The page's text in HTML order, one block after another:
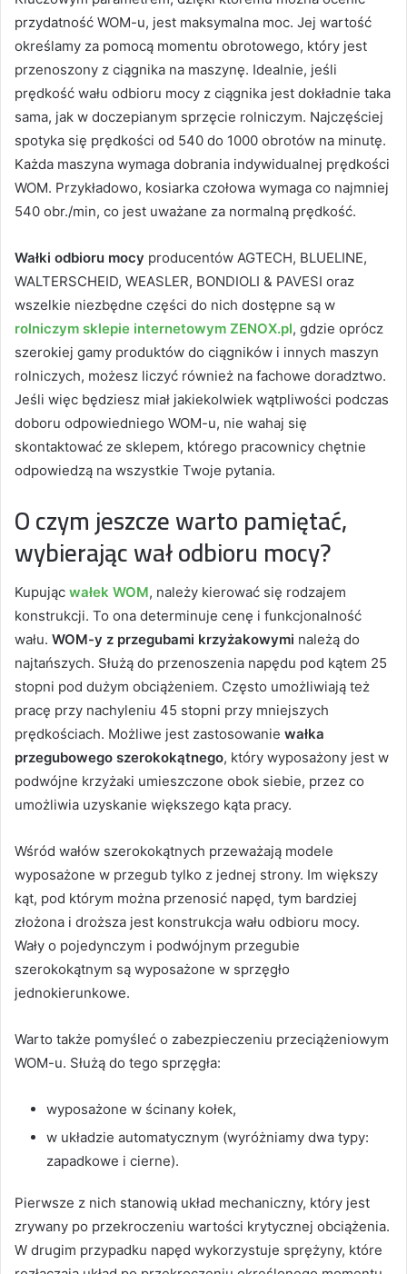
przydatność WOM-u, jest maksymalna moc. Jej wartość
określamy za pomocą momentu obrotowego, który jest
przenoszony z ciągnika na maszynę. Idealnie, jeśli
prędkość wału odbioru mocy z ciągnika jest dokładnie taka
sama, jak w doczepianym sprzęcie rolniczym. Najczęściej
spotyka się prędkości od 540 do 1000 obrotów na minutę.
Każda maszyna wymaga dobrania indywidualnej prędkości
WOM. Przykładowo, kosiarka czołowa wymaga co najmniej
540 obr./min, co jest uważane za normalną prędkość.
Wałki odbioru mocy producentów AGTECH, BLUELINE,
WALTERSCHEID, WEASLER, BONDIOLI & PAVESI oraz
wszelkie niezbędne części do nich dostępne są w
rolniczym sklepie internetowym ZENOX.pl, gdzie oprócz
szerokiej gamy produktów do ciągników i innych maszyn
rolniczych, możesz liczyć również na fachowe doradztwo.
Jeśli więc będziesz miał jakiekolwiek wątpliwości podczas
doboru odpowiedniego WOM-u, nie wahaj się
skontaktować ze sklepem, którego pracownicy chętnie
odpowiedzą na wszystkie Twoje pytania.
O czym jeszcze warto pamiętać,
wybierając wał odbioru mocy?
Kupując wałek WOM, należy kierować się rodzajem
konstrukcji. To ona determinuje cenę i funkcjonalność
wału. WOM-y z przegubami krzyżakowymi należą do
najtańszych. Służą do przenoszenia napędu pod kątem 25
stopni pod dużym obciążeniem. Często umożliwiają też
pracę przy nachyleniu 45 stopni przy mniejszych
prędkościach. Możliwe jest zastosowanie wałka
przegubowego szerokokątnego, który wyposażony jest w
podwójne krzyżaki umieszczone obok siebie, przez co
umożliwia uzyskanie większego kąta pracy.
Wśród wałów szerokokątnych przeważają modele
wyposażone w przegub tylko z jednej strony. Im większy
kąt, pod którym można przenosić napęd, tym bardziej
złożona i droższa jest konstrukcja wału odbioru mocy.
Wały o pojedynczym i podwójnym przegubie
szerokokątnym są wyposażone w sprzęgło
jednokierunkowe.
Warto także pomyśleć o zabezpieczeniu przeciążeniowym
WOM-u. Służą do tego sprzęgła:
wyposażone w ścinany kołek,
w układzie automatycznym (wyróżniamy dwa typy:
zapadkowe i cierne).
Pierwsze z nich stanowią układ mechaniczny, który jest
zrywany po przekroczeniu wartości krytycznej obciążenia.
W drugim przypadku napęd wykorzystuje sprężyny, które